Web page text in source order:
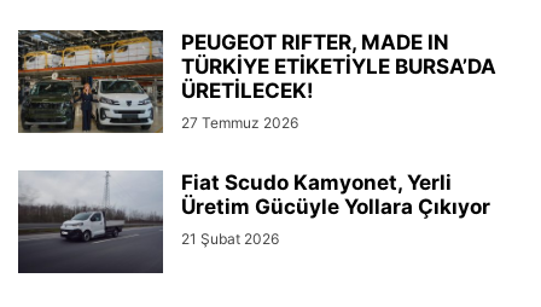
PEUGEOT RIFTER, MADE IN
TÜRKİYE ETİKETİYLE BURSA’DA
ÜRETİLECEK!
27 Temmuz 2026
Fiat Scudo Kamyonet, Yerli
Üretim Gücüyle Yollara Çıkıyor
21 Şubat 2026